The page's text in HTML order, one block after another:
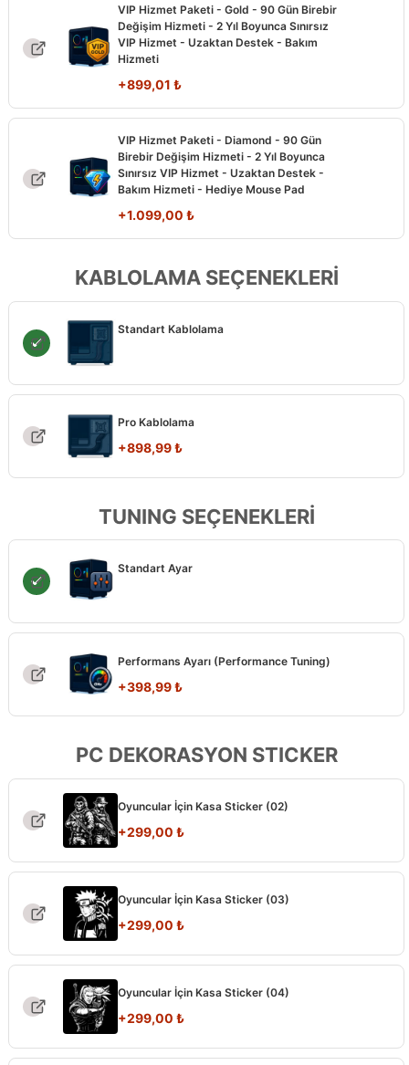
VIP Hizmet Paketi - Gold - 90 Gün Birebir
Değişim Hizmeti - 2 Yıl Boyunca Sınırsız
VIP Hizmet - Uzaktan Destek - Bakım
Hizmeti
+899,01 ₺
VIP Hizmet Paketi - Diamond - 90 Gün
Birebir Değişim Hizmeti - 2 Yıl Boyunca
Sınırsız VIP Hizmet - Uzaktan Destek -
Bakım Hizmeti - Hediye Mouse Pad
+1.099,00 ₺
KABLOLAMA SEÇENEKLERİ
Standart Kablolama
Pro Kablolama
+898,99₺
TUNING SEÇENEKLERİ
Standart Ayar
Performans Ayarı (Performance Tuning)
+398,99₺
PC DEKORASYON STICKER
Oyuncular İçin Kasa Sticker (02)
+299,00 ₺
Oyuncular İçin Kasa Sticker (03)
+299,00 ₺
Oyuncular İçin Kasa Sticker (04)
+299,00 ₺